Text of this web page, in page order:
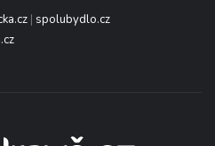
| spolubydlo.cz